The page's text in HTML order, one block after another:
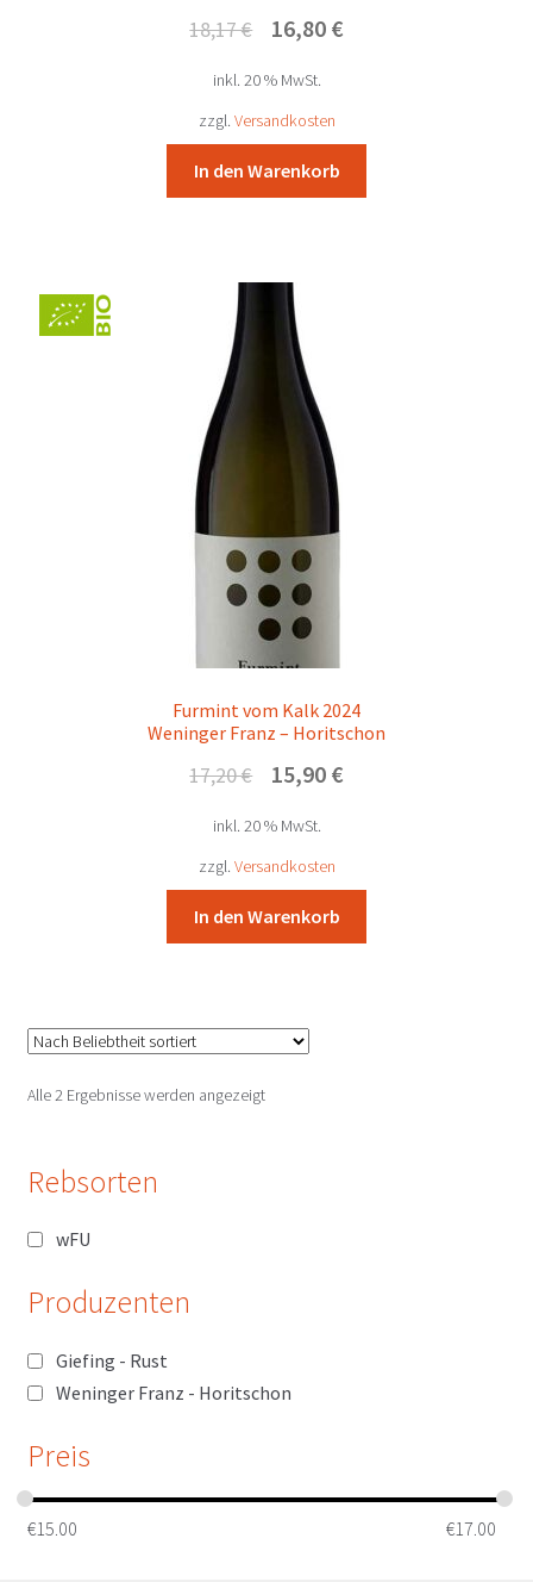
18,17€
Ursprünglicher
war:
18,17 €
16,80 €Aktueller
inkl. 20 % MwSt.
zzgl. Versandkosten
In den Warenkorb
Furmint vom Kalk 2024
Weninger Franz – Horitschon
17,20€
Ursprünglicher
war:
17,20 €
15,90 €Aktueller
inkl. 20 % MwSt.
zzgl. Versandkosten
In den Warenkorb
Alle 2 Ergebnisse werden angezeigtNach
Rebsorten
wFU
Produzenten
Giefing - Rust
Weninger Franz - Horitschon
Preis
€15.00 €17.00